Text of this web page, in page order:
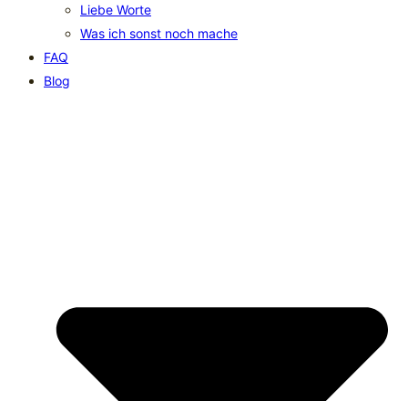
Liebe Worte
Was ich sonst noch mache
FAQ
Blog